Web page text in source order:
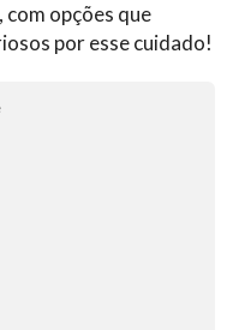
opções que
por esse cuidado!